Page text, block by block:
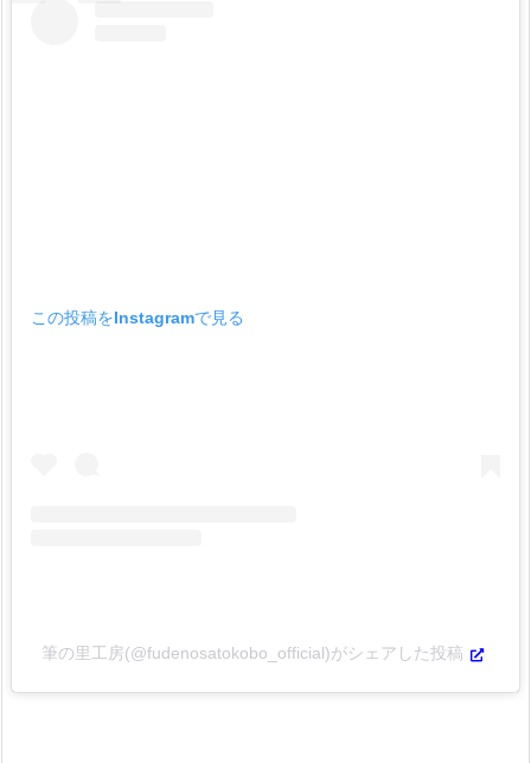
この投稿をInstagramで見る
筆の里工房(@fudenosatokobo_official)がシェアした投稿